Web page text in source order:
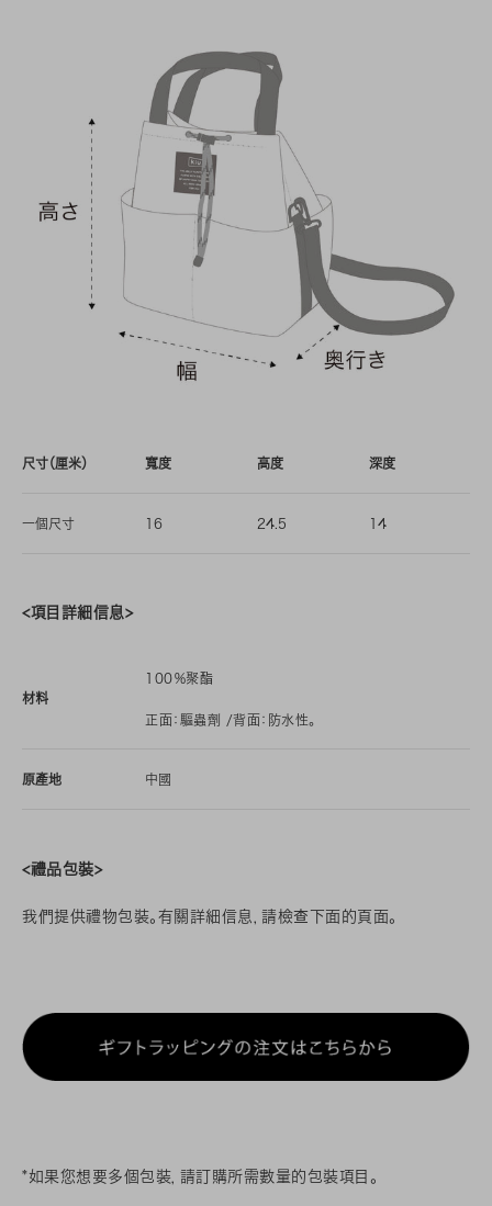
尺寸（厘米） 寬度 高度 深度
一個尺寸 16 24.5 14
<項目詳細信息>
材料
100％聚酯
正面：驅蟲劑 /背面：防水性。
原產地 中國
<禮品包裝>
我們提供禮物包裝。有關詳細信息，請檢查下面的頁面。
*如果您想要多個包裝，請訂購所需數量的包裝項目。